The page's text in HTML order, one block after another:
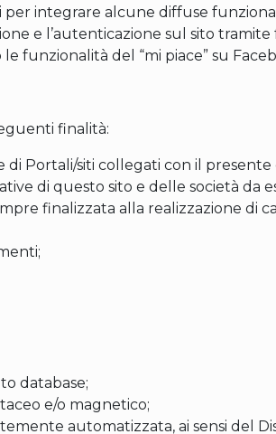
integrare alcune diffuse
e l’autenticazione sul sito
funzionalità del “mi piace” su
finalità:
Portali/siti collegati con il
di questo sito e delle società da
finalizzata alla realizzazione di
database;
e/o magnetico;
automatizzata, ai sensi del